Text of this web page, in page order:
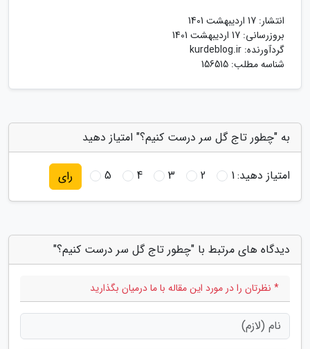
انتشار: 17 اردیبهشت 1401
بروزرسانی: 17 اردیبهشت 1401
گردآورنده: kurdeblog.ir
شناسه مطلب: 156515
به "چطور تاج گل سر درست کنیم؟" امتیاز دهید
امتیاز دهید:1
2
3
4
5 رای
دیدگاه های مرتبط با "چطور تاج گل سر درست کنیم؟"
* نظرتان را در مورد این مقاله با ما درمیان بگذارید